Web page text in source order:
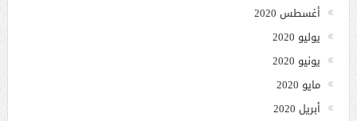
أغسطس 2020
يوليو 2020
يونيو 2020
مايو 2020
أبريل 2020